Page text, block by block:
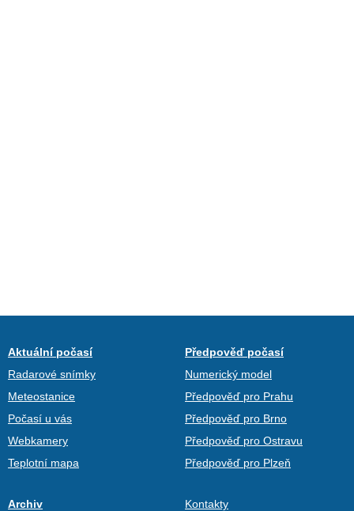
Aktuální počasí
Radarové snímky
Meteostanice
Počasí u vás
Webkamery
Teplotní mapa
Předpověď počasí
Numerický model
Předpověď pro Prahu
Předpověď pro Brno
Předpověď pro Ostravu
Předpověď pro Plzeň
Archiv Kontakty